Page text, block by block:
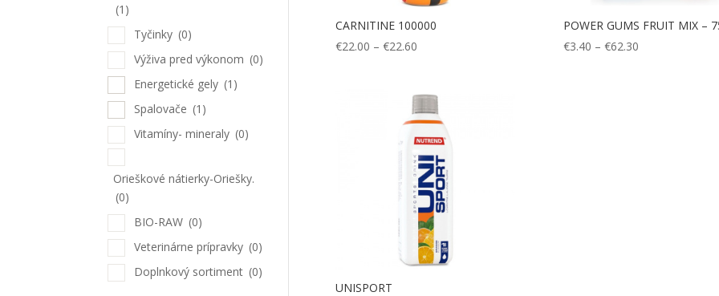
CARNITINE 100000
€22.00 – €22.60Price
through
€22.60
POWER GUMS FRUIT MIX –
€3.40 – €62.30Price
UNISPORT
(1)
Tyčinky (0)
Výživa pred výkonom (0)
Energetické gely (1)
Spalovače (1)
Vitamíny- mineraly (0)
Orieškové nátierky-Oriešky.
(0)
BIO-RAW (0)
Veterinárne prípravky (0)
Doplnkový sortiment (0)